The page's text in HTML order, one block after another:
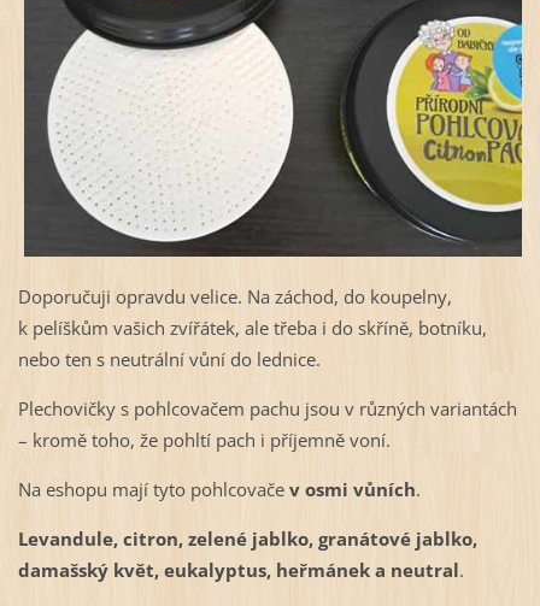
Doporučuji opravdu velice. Na záchod, do koupelny,
k pelíškům vašich zvířátek, ale třeba i do skříně, botníku,
nebo ten s neutrální vůní do lednice.
Plechovičky s pohlcovačem pachu jsou v různých variantách
– kromě toho, že pohltí pach i příjemně voní.
Na eshopu mají tyto pohlcovače v osmi vůních.
Levandule, citron, zelené jablko, granátové jablko,
damašský květ, eukalyptus, heřmánek a neutral.